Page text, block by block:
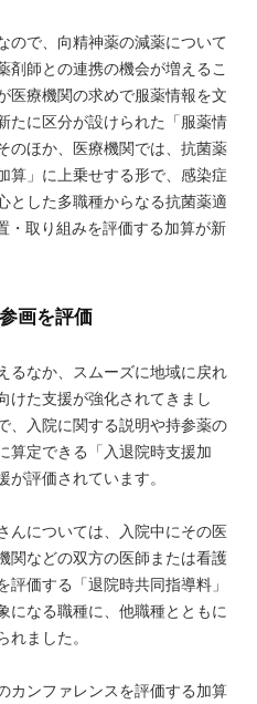
ので、向精神薬の減薬について
剤師との連携の機会が増えるこ
医療機関の求めで服薬情報を文
たに区分が設けられた「服薬情
のほか、医療機関では、抗菌薬
算」に上乗せする形で、感染症
とした多職種からなる抗菌薬適
・取り組みを評価する加算が新
画を評価
るなか、スムーズに地域に戻れ
けた支援が強化されてきまし
、入院に関する説明や持参薬の
算定できる「入退院時支援加
評価されています。
んについては、入院中にその医
関などの双方の医師または看護
価する「退院時共同指導料」
になる職種に、他職種とともに
れました。
カンファレンスを評価する加算